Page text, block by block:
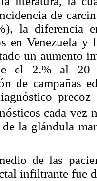
de
la diferencia
en Venezuela y
un aumento
el 2.% al 20
de campañas
cada vez
de la glándula
de las
infiltrante fue